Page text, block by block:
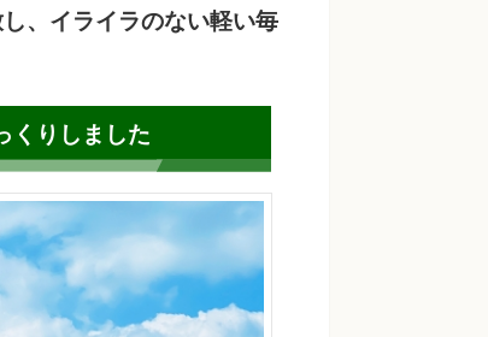
、イライラのない軽い毎
くりしました